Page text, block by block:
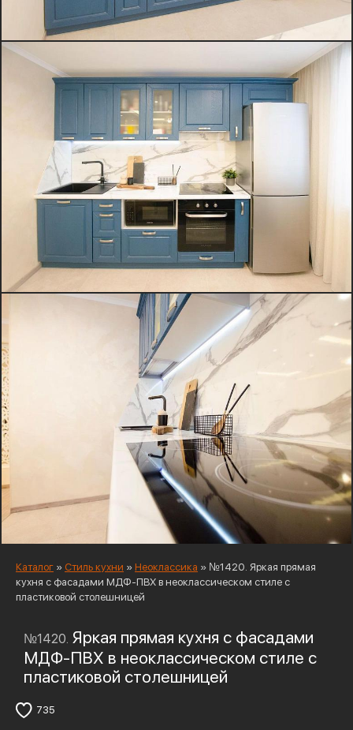
Каталог » Стиль кухни » Неоклассика » №1420. Яркая прямая
кухня с фасадами МДФ-ПВХ в неоклассическом стиле с
пластиковой столешницей
№1420. Яркая прямая кухня с фасадами
МДФ-ПВХ в неоклассическом стиле с
пластиковой столешницей
735